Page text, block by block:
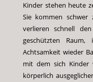
Kinder stehen heute
Sie kommen schwer
verlieren schnell
geschützten
Achtsamkeit wieder
mit dem sich Kinder
körperlich